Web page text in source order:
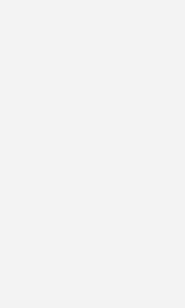
auf die
beschreibt zudem
Einfluss vorhandener
und
Gebäudeenergiegesetz
Wärmerückgewinnung für
den technischen
auch druckfähige
und Übergabe der